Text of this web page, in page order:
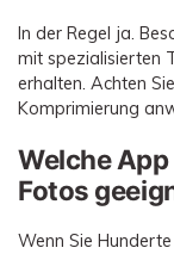
In der Regel ja.
mit spezialisierten
erhalten. Achten
Komprimierung
Welche
Fotos
Wenn Sie